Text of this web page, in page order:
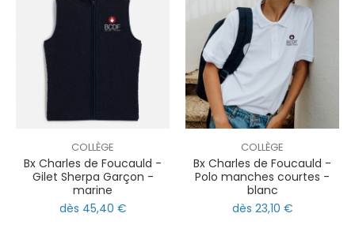
COLLÈGE
Bx Charles de Foucauld -
Gilet Sherpa Garçon -
marine
dès 45,40 €
COLLÈGE
Bx Charles de Foucauld -
Polo manches courtes -
blanc
dès 23,10 €